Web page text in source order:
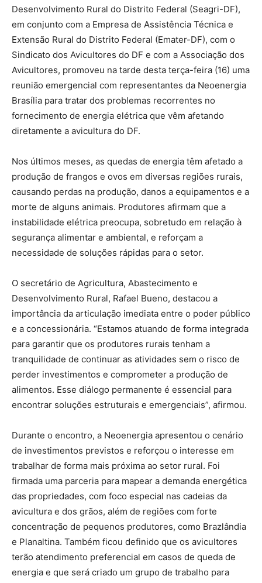
Desenvolvimento Rural do Distrito Federal (Seagri-DF),
em conjunto com a Empresa de Assistência Técnica e
Extensão Rural do Distrito Federal (Emater-DF), com o
Sindicato dos Avicultores do DF e com a Associação dos
Avicultores, promoveu na tarde desta terça-feira (16) uma
reunião emergencial com representantes da Neoenergia
Brasília para tratar dos problemas recorrentes no
fornecimento de energia elétrica que vêm afetando
diretamente a avicultura do DF.
Nos últimos meses, as quedas de energia têm afetado a
produção de frangos e ovos em diversas regiões rurais,
causando perdas na produção, danos a equipamentos e a
morte de alguns animais. Produtores afirmam que a
instabilidade elétrica preocupa, sobretudo em relação à
segurança alimentar e ambiental, e reforçam a
necessidade de soluções rápidas para o setor.
O secretário de Agricultura, Abastecimento e
Desenvolvimento Rural, Rafael Bueno, destacou a
importância da articulação imediata entre o poder público
e a concessionária. “Estamos atuando de forma integrada
para garantir que os produtores rurais tenham a
tranquilidade de continuar as atividades sem o risco de
perder investimentos e comprometer a produção de
alimentos. Esse diálogo permanente é essencial para
encontrar soluções estruturais e emergenciais”, afirmou.
Durante o encontro, a Neoenergia apresentou o cenário
de investimentos previstos e reforçou o interesse em
trabalhar de forma mais próxima ao setor rural. Foi
firmada uma parceria para mapear a demanda energética
das propriedades, com foco especial nas cadeias da
avicultura e dos grãos, além de regiões com forte
concentração de pequenos produtores, como Brazlândia
e Planaltina. Também ficou definido que os avicultores
terão atendimento preferencial em casos de queda de
energia e que será criado um grupo de trabalho para